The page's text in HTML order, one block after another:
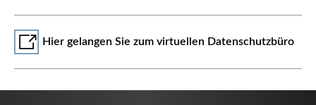
Hier gelangen Sie zum virtuellen Datenschutzbüro